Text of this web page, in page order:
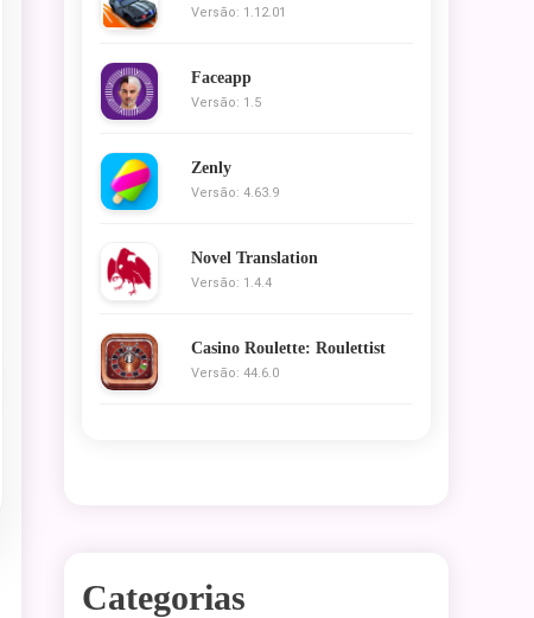
Versão: 1.12.01
Faceapp
Versão: 1.5
Zenly
Versão: 4.63.9
Novel Translation
Versão: 1.4.4
Casino Roulette: Roulettist
Versão: 44.6.0
Categorias